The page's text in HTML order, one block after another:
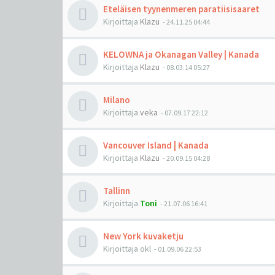
Eteläisen tyynenmeren paratiisisaaret
Kirjoittaja Klazu - 24.11.25 04:44
KELOWNA ja Okanagan Valley | Kanada
Kirjoittaja Klazu - 08.03.14 05:27
Milano
Kirjoittaja veka - 07.09.17 22:12
Vancouver Island | Kanada
Kirjoittaja Klazu - 20.09.15 04:28
Tallinn
Kirjoittaja Toni - 21.07.06 16:41
New York kuvaketju
Kirjoittaja okl - 01.09.06 22:53